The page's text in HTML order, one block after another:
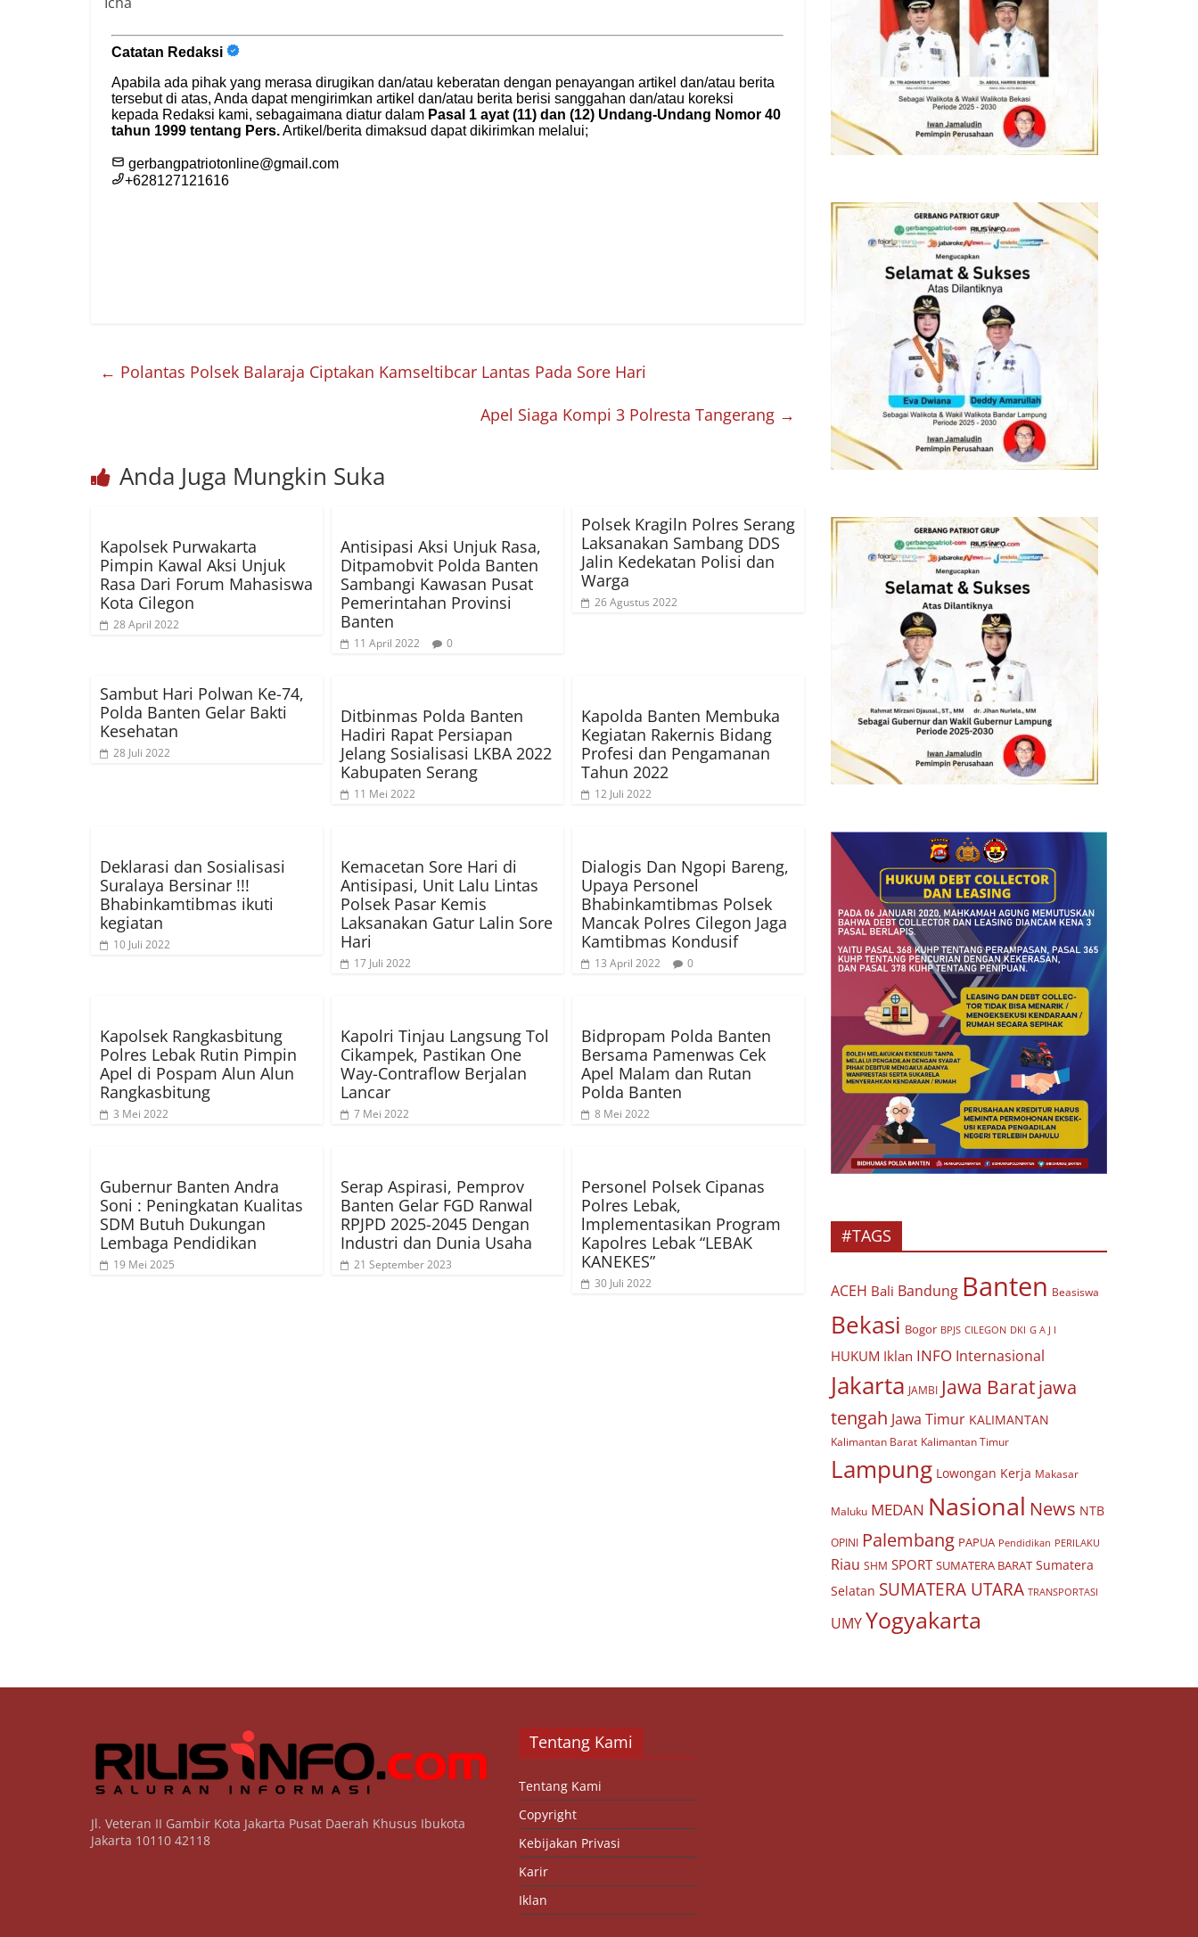
← Polantas Polsek Balaraja Ciptakan Kamseltibcar Lantas Pada Sore Hari
Apel Siaga Kompi 3 Polresta Tangerang →
Anda Juga Mungkin Suka
Kapolsek Purwakarta
Pimpin Kawal Aksi Unjuk
Rasa Dari Forum Mahasiswa
Kota Cilegon
28 April 2022
Antisipasi Aksi Unjuk Rasa,
Ditpamobvit Polda Banten
Sambangi Kawasan Pusat
Pemerintahan Provinsi
Banten
11 April 2022 0
Polsek Kragiln Polres Serang
Laksanakan Sambang DDS
Jalin Kedekatan Polisi dan
Warga
26 Agustus 2022
Sambut Hari Polwan Ke-74,
Polda Banten Gelar Bakti
Kesehatan
28 Juli 2022
Ditbinmas Polda Banten
Hadiri Rapat Persiapan
Jelang Sosialisasi LKBA 2022
Kabupaten Serang
11 Mei 2022
Kapolda Banten Membuka
Kegiatan Rakernis Bidang
Profesi dan Pengamanan
Tahun 2022
12 Juli 2022
Deklarasi dan Sosialisasi
Suralaya Bersinar !!!
Bhabinkamtibmas ikuti
kegiatan
10 Juli 2022
Kemacetan Sore Hari di
Antisipasi, Unit Lalu Lintas
Polsek Pasar Kemis
Laksanakan Gatur Lalin Sore
Hari
17 Juli 2022
Dialogis Dan Ngopi Bareng,
Upaya Personel
Bhabinkamtibmas Polsek
Mancak Polres Cilegon Jaga
Kamtibmas Kondusif
13 April 2022 0
Kapolsek Rangkasbitung
Polres Lebak Rutin Pimpin
Apel di Pospam Alun Alun
Rangkasbitung
3 Mei 2022
Kapolri Tinjau Langsung Tol
Cikampek, Pastikan One
Way-Contraflow Berjalan
Lancar
7 Mei 2022
Bidpropam Polda Banten
Bersama Pamenwas Cek
Apel Malam dan Rutan
Polda Banten
8 Mei 2022
Gubernur Banten Andra
Soni : Peningkatan Kualitas
SDM Butuh Dukungan
Lembaga Pendidikan
19 Mei 2025
Serap Aspirasi, Pemprov
Banten Gelar FGD Ranwal
RPJPD 2025-2045 Dengan
Industri dan Dunia Usaha
21 September 2023
Personel Polsek Cipanas
Polres Lebak,
lmplementasikan Program
Kapolres Lebak “LEBAK
KANEKES”
30 Juli 2022
#TAGS
ACEH Bali Bandung Banten Beasiswa
Bekasi Bogor BPJS CILEGON DKI G A J I
HUKUM Iklan INFO Internasional
Jakarta JAMBI Jawa Baratjawa
tengah Jawa Timur KALIMANTAN
Kalimantan Barat Kalimantan Timur
Lampung Lowongan Kerja Makasar
Maluku MEDAN Nasional News NTB
OPINI Palembang PAPUA Pendidikan PERILAKU
Riau SHM SPORT SUMATERA BARAT Sumatera
Selatan SUMATERA UTARA TRANSPORTASI
UMYYogyakarta
Jl. Veteran II Gambir Kota Jakarta Pusat Daerah Khusus Ibukota
Jakarta 10110 42118
Tentang Kami
Tentang Kami
Copyright
Kebijakan Privasi
Karir
Iklan